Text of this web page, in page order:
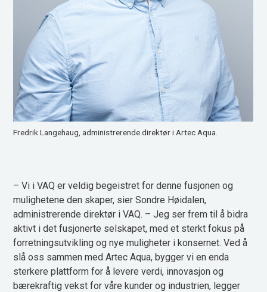
Fredrik Langehaug, administrerende direktør i Artec Aqua.
– Vi i VAQ er veldig begeistret for denne fusjonen og
mulighetene den skaper, sier Sondre Høidalen,
administrerende direktør i VAQ. – Jeg ser frem til å bidra
aktivt i det fusjonerte selskapet, med et sterkt fokus på
forretningsutvikling og nye muligheter i konsernet. Ved å
slå oss sammen med Artec Aqua, bygger vi en enda
sterkere plattform for å levere verdi, innovasjon og
bærekraftig vekst for våre kunder og industrien, legger